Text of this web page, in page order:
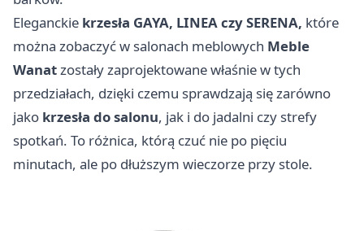
Eleganckie krzesła GAYA, LINEA czy SERENA, które
można zobaczyć w salonach meblowych Meble
Wanatzostały zaprojektowane właśnie w tych
przedziałach, dzięki czemu sprawdzają się zarówno
jako krzesła do salonu, jak i do jadalni czy strefy
spotkań. To różnica, którą czuć nie po pięciu
minutach, ale po dłuższym wieczorze przy stole.